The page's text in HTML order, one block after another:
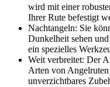
wird mit einer
Ihrer Rute befestigt
Nachtangeln: Sie
Dunkelheit sehen
ein spezielles
Weit verbreitet: Der
Arten von
unverzichtbares